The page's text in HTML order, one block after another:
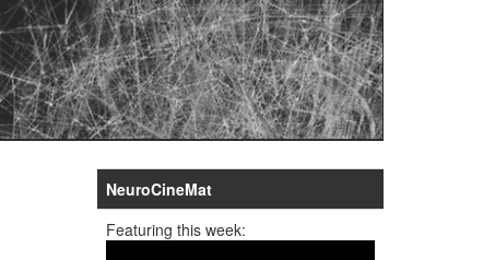
NeuroCineMat
Featuring this week: